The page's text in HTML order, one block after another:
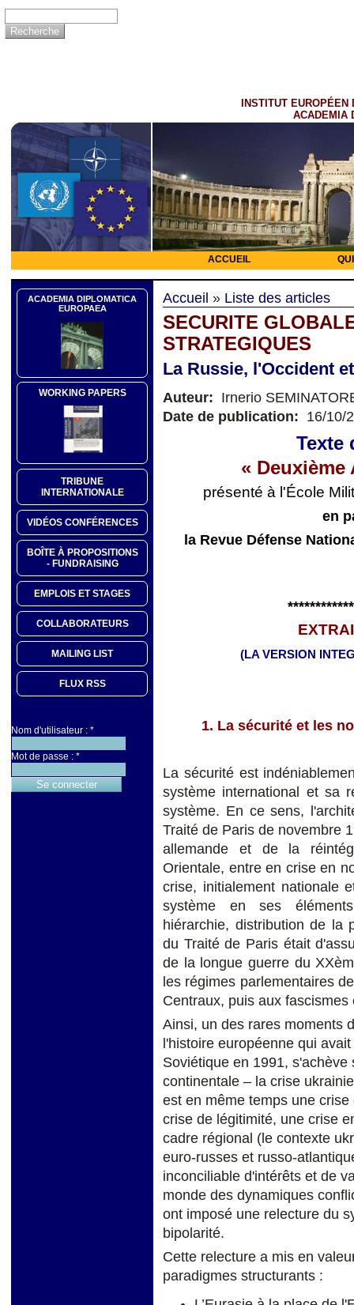
INSTITUT EUROPÉEN
ACADEMIA
ACCUEIL
ACADEMIA DIPLOMATICA
EUROPAEA
WORKING PAPERS
TRIBUNE
INTERNATIONALE
VIDÉOS CONFÉRENCES
BOÎTE À PROPOSITIONS
- FUNDRAISING
EMPLOIS ET STAGES
COLLABORATEURS
MAILING LIST
FLUX RSS
Nom d'utilisateur : *
Mot de passe : *
Accueil » Liste des articles
SECURITE
STRATEGIQUES
La Russie, l'Occident
Auteur: Irnerio
Date de publication: 16/10/
Texte
« Deuxième
présenté à l'École
en
la Revue Défense
(LA VERSION
1. La sécurité et les
La sécurité est
système international et sa
système. En ce sens,
Traité de Paris de novembre
allemande et de la
Orientale, entre en crise en
crise, initialement nationale
système en ses
hiérarchie, distribution de la
du Traité de Paris était
de la longue guerre du
les régimes parlementaires
Centraux, puis aux
Ainsi, un des rares moments
l'histoire européenne qui
Soviétique en 1991,
continentale – la crise
est en même temps une
crise de légitimité, une crise
cadre régional (le contexte
euro-russes et russo-
inconciliable d'intérêts et de
monde des dynamiques
ont imposé une relecture du
bipolarité.
Cette relecture a mis en
paradigmes structurants :